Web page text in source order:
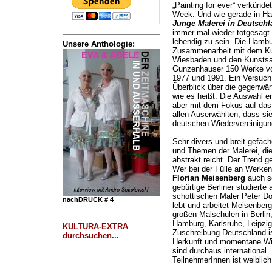
Unsere Anthologie:
nachDRUCK # 4
KULTURA-EXTRA
durchsuchen...
„Painting for ever“
Week. Und wie gerade in
Junge Malerei in
immer mal wieder
lebendig zu sein. Die
Zusammenarbeit mit dem
Wiesbaden und den
Gunzenhauser 150 Werke
1977 und 1991. Ein
Überblick über die
wie es heißt. Die Auswahl
aber mit dem Fokus auf
allen Auserwählten, dass
deutschen
Sehr divers und breit
und Themen der Malerei,
abstrakt reicht. Der Trend
Wer bei der Fülle an
Florian Meisenberg auch
gebürtige Berliner studierte
schottischen Maler Peter
lebt und arbeitet
großen Malschulen in
Hamburg, Karlsruhe,
Zuschreibung Deutschland
Herkunft und momentane
sind durchaus
TeilnehmerInnen ist